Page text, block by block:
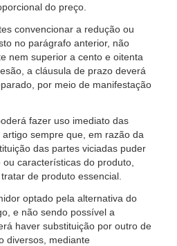
do preço.
convencionar a redução ou
no parágrafo anterior, não
nem superior a cento e oitenta
a cláusula de prazo deverá
por meio de manifestação
fazer uso imediato das
sempre que, em razão da
das partes viciadas puder
características do produto,
de produto essencial.
optado pela alternativa do
e não sendo possível a
haver substituição por outro de
diversos, mediante